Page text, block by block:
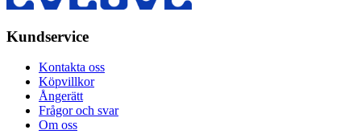
Kundservice
Kontakta oss
Köpvillkor
Ångerätt
Frågor och svar
Om oss